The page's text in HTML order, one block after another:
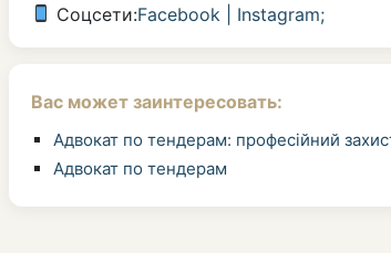
Соцсети:Facebook Instagram;
Вас может заинтересовать:
Адвокат по тендерам: професійний
Адвокат по тендерам